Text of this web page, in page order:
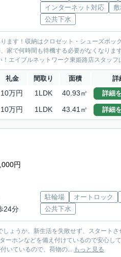
インターネット対応
公共下水
ます！収納はクロゼット・シューズボッ
家で何時間も待機する必要がなくなりま
エイブルネットワーク東姫路店スタッフ
礼金 間取り 面積 詳
10万円 1LDK 40.93㎡ 詳細
10万円 1LDK 43.41㎡ 詳細
円
24分
駐輪場 オートロック
公共下水
ょうか。新生活を失敗せず、スタート
ホンなどを備え付けているので安心し
いているので、荷物の... もっと見る